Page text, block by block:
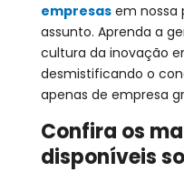
empresasem nossa
assunto. Aprenda a
cultura da inovação
desmistificando o
apenas de empresa
Confira os
disponíveis